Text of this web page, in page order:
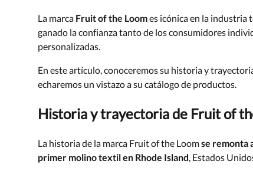
La marca Fruit of the Loomes icónica en la industria
ganado la confianza tanto de los consumidores
personalizadas.
En este artículo, conoceremos su historia y
echaremos un vistazo a su catálogo de productos.
Historia y trayectoria de Fruit of
La historia de la marca Fruit of the Loomse remonta
primer molino textil en Rhode Island, Estados